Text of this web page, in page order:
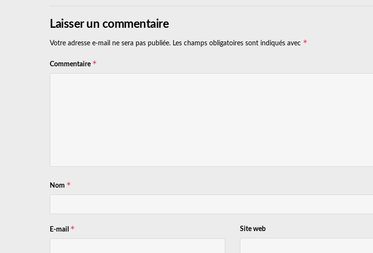
Laisser un commentaire
Votre adresse e-mail ne sera pas publiée. Les champs obligatoires sont indiqués avec *
Commentaire *
Nom *
E-mail * Site web